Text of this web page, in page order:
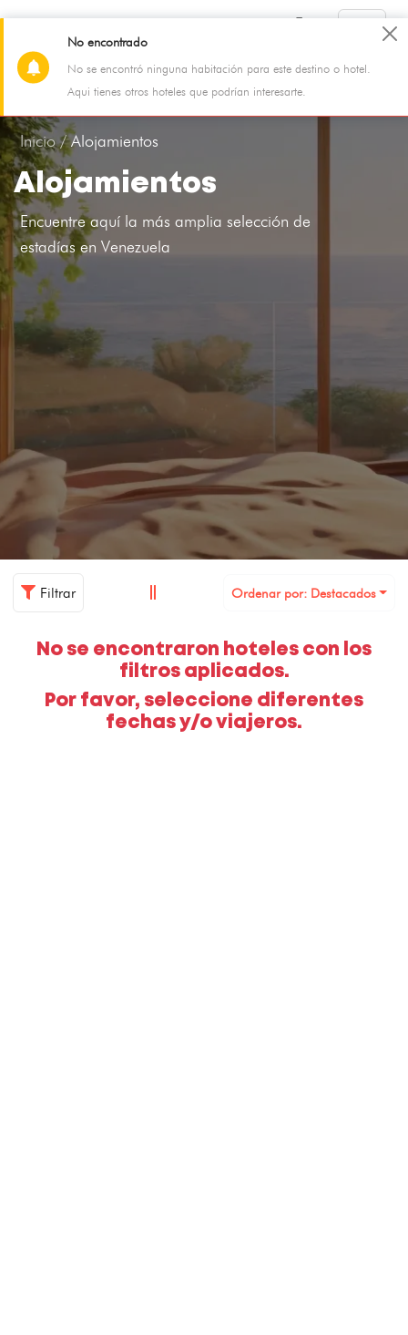
Galipán
07 Aug - 08 Aug 2 Adultos, 0 Niño, 1 Habitación
Inicio /Alojamientos
Alojamientos
Encuentre aquí la más amplia selección de
estadías en Venezuela
Filtrar Ordenar por: Destacados
No se encontraron hoteles con los
filtros aplicados.
Por favor, seleccione diferentes
fechas y/o viajeros.
No encontrado
No se encontró ninguna habitación para este destino o hotel.
Aqui tienes otros hoteles que podrían interesarte.